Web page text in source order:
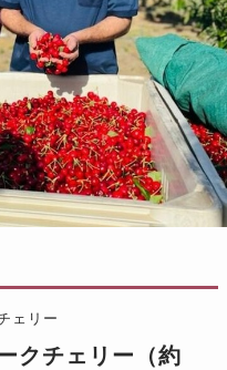
ェリー
クチェリー（約